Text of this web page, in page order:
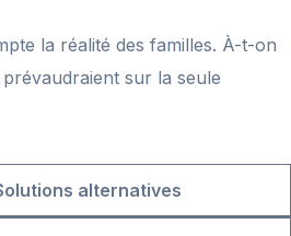
la réalité des familles. À-t-on
sur la seule
alternatives